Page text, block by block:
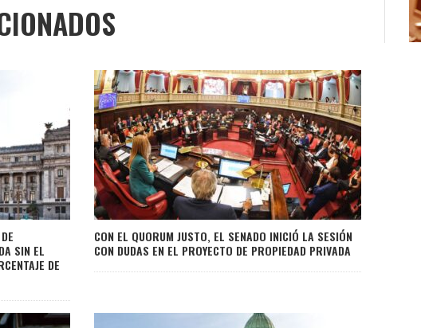
SIN EL
DE
CON EL QUORUM JUSTO, EL SENADO INICIÓ LA SESIÓN
CON DUDAS EN EL PROYECTO DE PROPIEDAD PRIVADA